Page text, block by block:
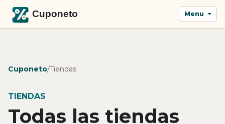
Menu
Cuponeto/Tiendas
TIENDAS
Todas las tiendas